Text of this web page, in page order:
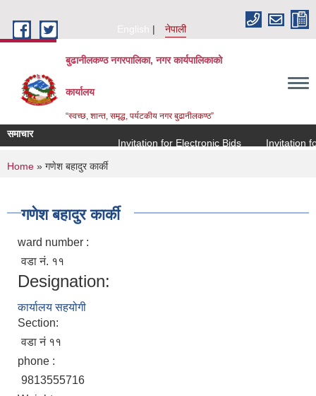
English
नेपाली
बुढानीलकण्ठ नगरपालिका, नगर कार्यपालिकाको
कार्यालय
“स्वच्छ, शान्त, समृद्ध, पर्यटकीय नगर बुढानीलकण्ठ”
समाचार
Invitation for Electronic Bids
Invitation for
You are here
Home » गणेश बहादुर कार्की
गणेश बहादुर कार्की
ward number :
वडा नं. ११
Designation:
कार्यालय सहयोगी
Section:
वडा नं ११
phone :
9813555716